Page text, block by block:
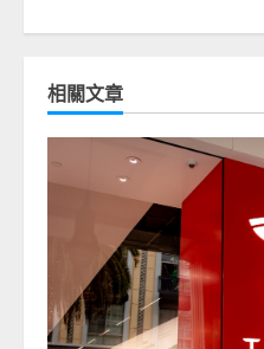
相關文章